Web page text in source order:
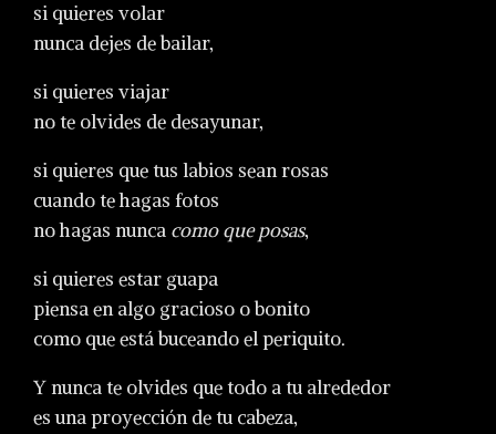
si quieres volar
nunca dejes de bailar,
si quieres viajar
no te olvides de desayunar,
si quieres que tus labios sean rosas
cuando te hagas fotos
no hagas nunca como que posas,
si quieres estar guapa
piensa en algo gracioso o bonito
como que está buceando el periquito.
Y nunca te olvides que todo a tu alrededor
es una proyección de tu cabeza,